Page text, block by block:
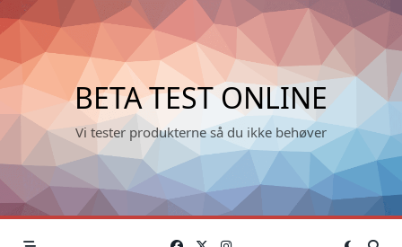
Skip
to
content
BETA TEST ONLINE
Vi tester produkterne så du ikke behøver